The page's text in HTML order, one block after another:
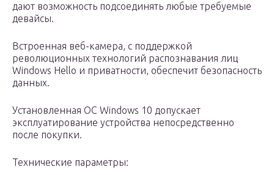
дают возможность подсоединять любые требуемые
девайсы.
Встроенная веб-камера, с поддержкой
революционных технологий распознавания лиц
Windows Hello и приватности, обеспечит безопасность
данных.
Установленная ОС Windows 10 допускает
эксплуатирование устройства непосредственно
после покупки.
Технические параметры: